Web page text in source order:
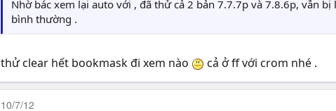
Nhờ bác xem lại auto với , đã thử cả 2 bản 7.7.7p và 7.8.6p, vẫn
bình thường .
thử clear hết bookmask đi xem nào cả ở ff với crom nhé .
10/7/12